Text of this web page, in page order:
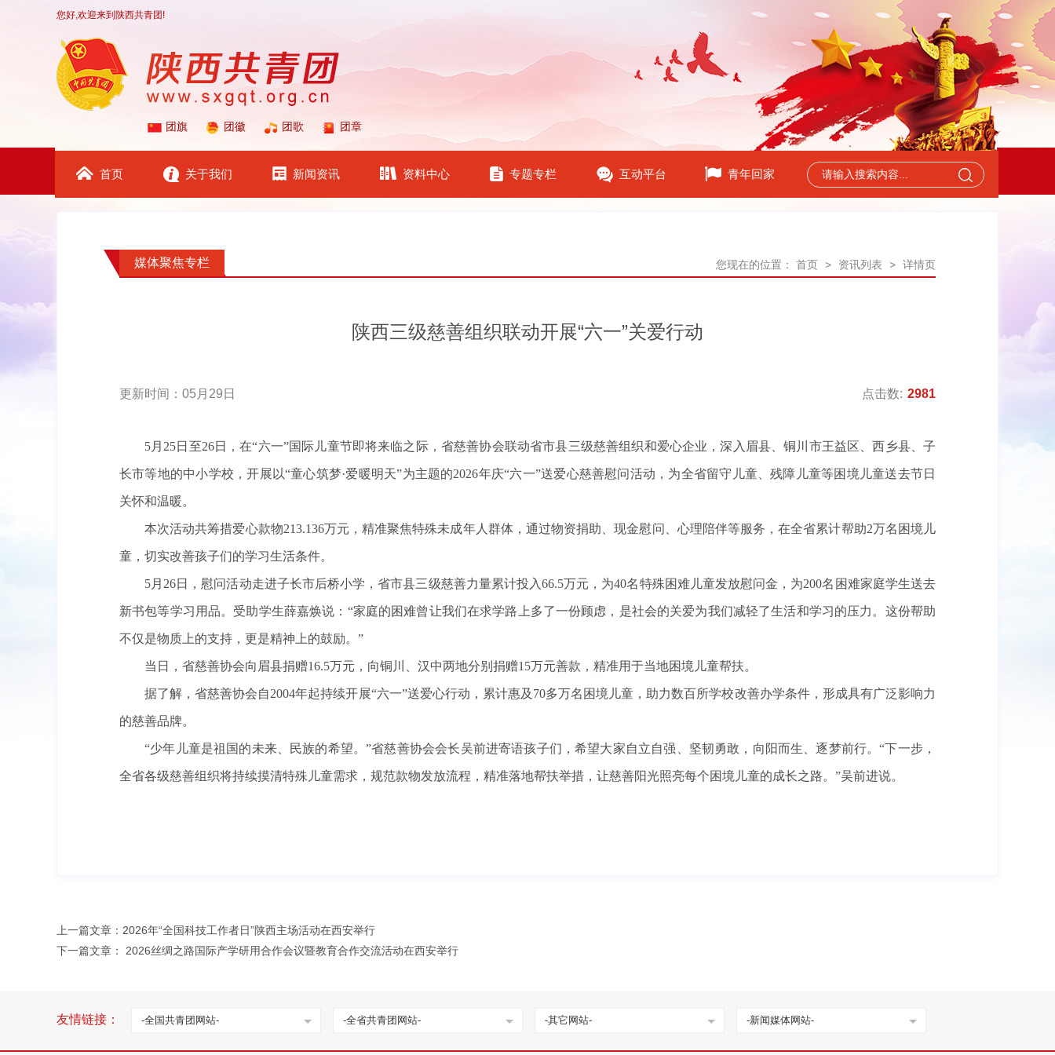
您好,欢迎来到陕西共青团!
团旗 团徽 团歌 团章
首页 关于我们 新闻资讯 资料中心 专题专栏 互动平台 青年回家
媒体聚焦专栏 您现在的位置： 首页 > 资讯列表 > 详情页
陕西三级慈善组织联动开展“六一”关爱行动
更新时间：05月29日 点击数: 2981
5月25日至26日，在“六一”国际儿童节即将来临之际，省慈善协会联动省市县三级慈善组织和爱心企业，深入眉县、铜川市王益区、西乡县、子
长市等地的中小学校，开展以“童心筑梦·爱暖明天”为主题的2026年庆“六一”送爱心慈善慰问活动，为全省留守儿童、残障儿童等困境儿童送去节日
关怀和温暖。
本次活动共筹措爱心款物213.136万元，精准聚焦特殊未成年人群体，通过物资捐助、现金慰问、心理陪伴等服务，在全省累计帮助2万名困境儿
童，切实改善孩子们的学习生活条件。
5月26日，慰问活动走进子长市后桥小学，省市县三级慈善力量累计投入66.5万元，为40名特殊困难儿童发放慰问金，为200名困难家庭学生送去
新书包等学习用品。受助学生薛嘉焕说：“家庭的困难曾让我们在求学路上多了一份顾虑，是社会的关爱为我们减轻了生活和学习的压力。这份帮助
不仅是物质上的支持，更是精神上的鼓励。”
当日，省慈善协会向眉县捐赠16.5万元，向铜川、汉中两地分别捐赠15万元善款，精准用于当地困境儿童帮扶。
据了解，省慈善协会自2004年起持续开展“六一”送爱心行动，累计惠及70多万名困境儿童，助力数百所学校改善办学条件，形成具有广泛影响力
的慈善品牌。
“少年儿童是祖国的未来、民族的希望。”省慈善协会会长吴前进寄语孩子们，希望大家自立自强、坚韧勇敢，向阳而生、逐梦前行。“下一步，
全省各级慈善组织将持续摸清特殊儿童需求，规范款物发放流程，精准落地帮扶举措，让慈善阳光照亮每个困境儿童的成长之路。”吴前进说。
上一篇文章： 2026年“全国科技工作者日”陕西主场活动在西安举行
下一篇文章：
2026丝绸之路国际产学研用合作会议暨教育合作交流活动在西安举行
友情链接： -全国共青团网站- -全省共青团网站- -其它网站- -新闻媒体网站-